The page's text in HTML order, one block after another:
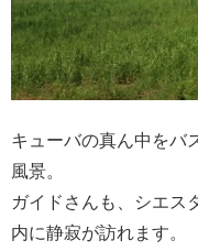
キューバの真ん中をバ
風景。
ガイドさんも、シエ
内に静寂が訪れます。